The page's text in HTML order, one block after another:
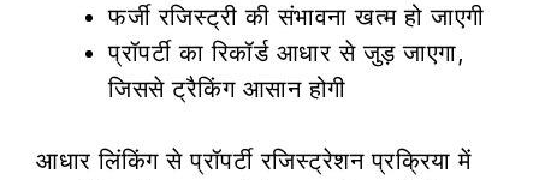
फर्जी रजिस्ट्री की संभावना खत्म हो जाएगी
प्रॉपर्टी का रिकॉर्ड आधार से जुड़ जाएगा,
जिससे ट्रैकिंग आसान होगी
आधार लिंकिंग से प्रॉपर्टी रजिस्ट्रेशन प्रक्रिया में